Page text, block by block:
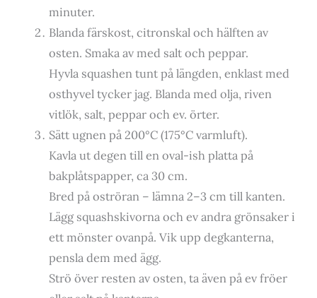
minuter.
Blanda färskost, citronskal och hälften av
osten. Smaka av med salt och peppar.
Hyvla squashen tunt på längden, enklast med
osthyvel tycker jag. Blanda med olja, riven
vitlök, salt, peppar och ev. örter.
Sätt ugnen på 200°C (175°C varmluft).
Kavla ut degen till en oval-ish platta på
bakplåtspapper, ca 30 cm.
Bred på oströran – lämna 2–3 cm till kanten.
Lägg squashskivorna och ev andra grönsaker i
ett mönster ovanpå. Vik upp degkanterna,
pensla dem med ägg.
Strö över resten av osten, ta även på ev fröer